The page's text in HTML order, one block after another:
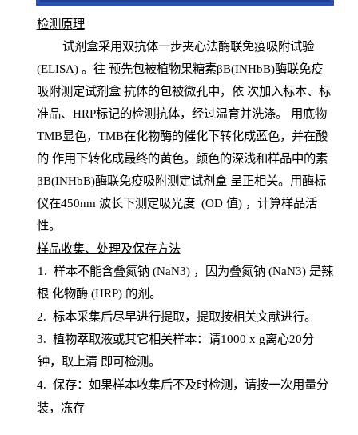
检测原理
试剂盒采用双抗体一步夹心法酶联免疫吸附试验
(ELISA) 。往 预先包被植物果糖素βB(INHbB)酶联免疫
吸附测定试剂盒抗体的包被微孔中，依 次加入标本、标
准品、 HRP标记的检测抗体，经过温育并洗涤。
用底物
TMB显色， TMB在化物酶的催化下转化成蓝色，并在酸
的 作用下转化成最终的黄色。颜色的深浅和样品中的素
βB(INHbB)酶联免疫吸附测定试剂盒呈正相关。用酶标
仪在450nm 波长下测定吸光度 (OD 值) ，计算样品活
性。
样品收集、处理及保存方法
1 . 样本不能含叠氮钠(NaN3) ，因为叠氮钠 (NaN3) 是辣
根 化物酶(HRP) 的剂。
2. 标本采集后尽早进行提取，提取按相关文献进行。
3. 植物萃取液或其它相关样本：请1000 x g离心20分
钟，取上清 即可检测。
4. 保存：如果样本收集后不及时检测，请按一次用量分
装，冻存